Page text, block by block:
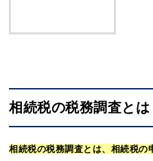
相続税の税務調査とは
相続税の税務調査とは、相続税の